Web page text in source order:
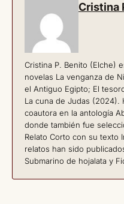
Cristina
Cristina P. Benito (Elche)
novelas La venganza de
el Antiguo Egipto; El
La cuna de Judas (2024).
coautora en la antología
donde también fue
Relato Corto con su texto
relatos han sido
Submarino de hojalata y